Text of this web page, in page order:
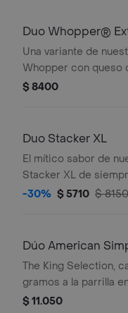
cebolla. ¡Tu
fritas grande!
Duo Whopper®
Una variante de
Whopper con queso
que lleva al placer. ¡Tu
$ 8400
Duo Stacker XL
El mítico sabor de
Stacker XL de
parrilla, sabroso
-30% $ 5710 $ 8150
Dúo American
The King Selection,
gramos a la parrilla
papa, fresca lechuga
$ 11.050